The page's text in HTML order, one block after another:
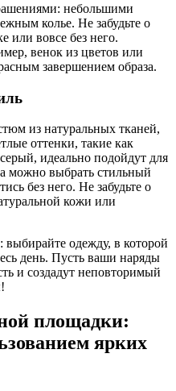
небольшими
колье. Не забудьте о
или вовсе без него.
венок из цветов или
завершением образа.
из натуральных тканей,
оттенки, такие как
идеально подойдут для
можно выбрать стильный
без него. Не забудьте о
кожи или
одежду, в которой
день. Пусть ваши наряды
и создадут неповторимый
площадки:
ярких